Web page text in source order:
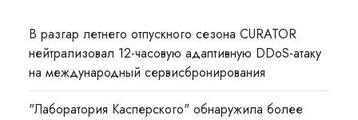
В разгар летнего отпускного сезона CURATOR
нейтрализовал 12-часовую адаптивную DDoS-атаку
на международный сервисбронирования
"Лаборатория Касперского" обнаружила более